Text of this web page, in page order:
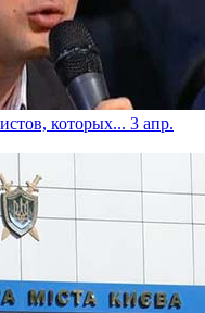
которых... 3 апр.